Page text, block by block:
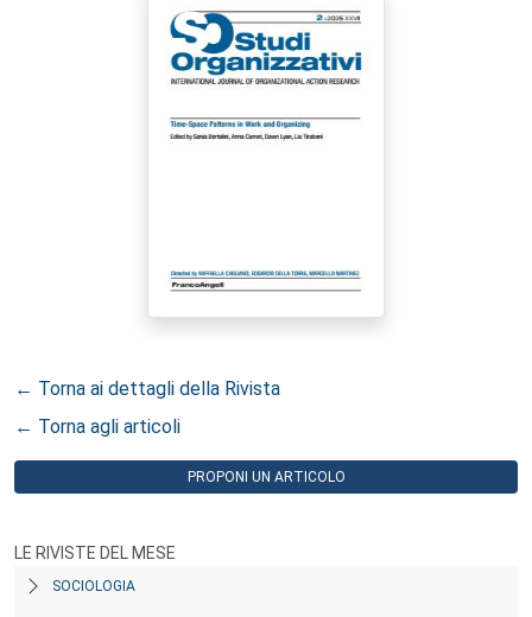
← Torna ai dettagli della Rivista
← Torna agli articoli
PROPONI UN ARTICOLO
LE RIVISTE DEL MESE
SOCIOLOGIA